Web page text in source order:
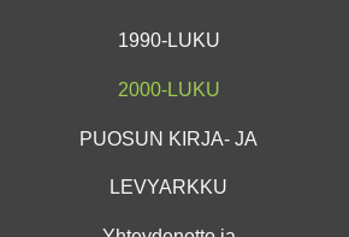
1990-LUKU
2000-LUKU
PUOSUN KIRJA- JA
LEVYARKKU